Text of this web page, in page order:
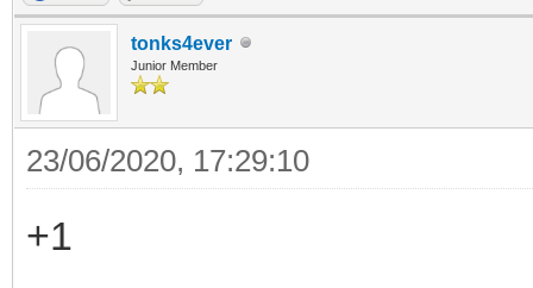
tonks4ever
Junior Member
23/06/2020, 17:29:10
+1